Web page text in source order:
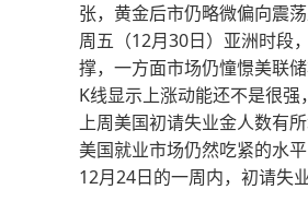
张，黄金后市仍略微偏向震
周五（12月30日）亚洲时段
撑，一方面市场仍憧憬美联
K线显示上涨动能还不是很强
上周美国初请失业金人数有
美国就业市场仍然吃紧的水
12月24日的一周内，初请失